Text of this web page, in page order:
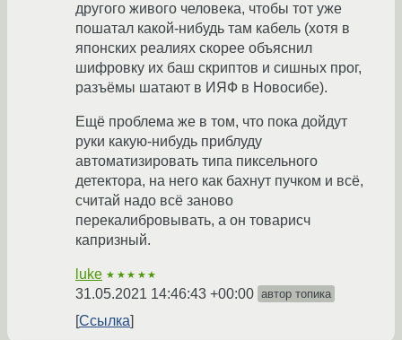
другого живого человека, чтобы тот уже
пошатал какой-нибудь там кабель (хотя в
японских реалиях скорее объяснил
шифровку их баш скриптов и сишных прог,
разъёмы шатают в ИЯФ в Новосибе).
Ещё проблема же в том, что пока дойдут
руки какую-нибудь приблуду
автоматизировать типа пиксельного
детектора, на него как бахнут пучком и всё,
считай надо всё заново
перекалибровывать, а он товарисч
капризный.
luke ★★★★★
31.05.2021 14:46:43 +00:00 автор топика
Ссылка